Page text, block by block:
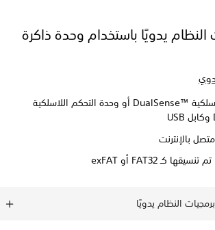
يدويًا باستخدام وحدة ذاكرة
وحدة التحكم اللاسلكية DualSense™‎ أو وحدة التحكم اللاسلكية